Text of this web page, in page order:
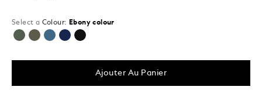
Select a Colour: Ebony colour
sélectionné
Ajouter Au Panier